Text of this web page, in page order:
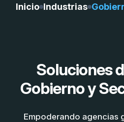
Inicio Industrias
Soluciones
Gobierno y
Empoderando agencias